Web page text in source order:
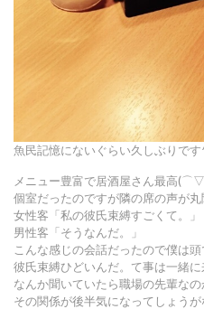
魚民記憶にないぐらい久しぶりで
メニュー豊富で居酒屋さん最高
個室だったのですが隣の席の声が丸
女性客「私の彼氏束縛すごくて。」
男性客「そうなんだ。」
こんな感じの会話だったので僕は頭
彼氏束縛ひどいんだ。て事は一緒
なんか聞いていたら職場の先輩なの
その関係が後半気になってしょう